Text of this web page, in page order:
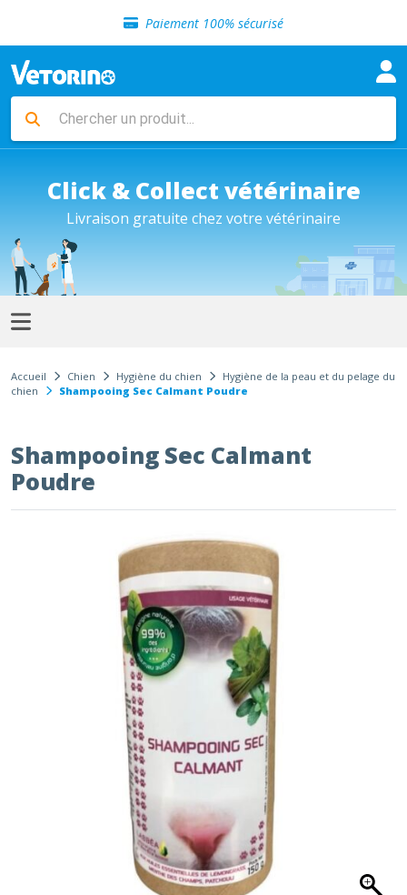
Paiement 100% sécurisé
Livraison gratuite en clinique vétérinaire
Sélection de croquettes vétérinaire
Livraison gratuite en clinique vétérinaire
Retour gratuit en clinique
Click & Collect vétérinaire
Livraison gratuite chez votre vétérinaire
Accueil Chien Hygiène du chien
Hygiène de la peau et du pelage du
chien
Shampooing Sec Calmant Poudre
Shampooing Sec Calmant
Poudre